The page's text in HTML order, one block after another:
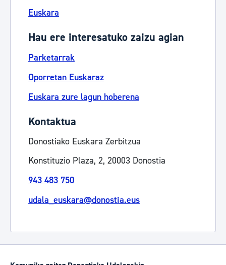
Euskara
Hau ere interesatuko zaizu agian
Parketarrak
Oporretan Euskaraz
Euskara zure lagun hoberena
Kontaktua
Donostiako Euskara Zerbitzua
Konstituzio Plaza, 2, 20003 Donostia
943 483 750
udala_euskara@donostia.eus